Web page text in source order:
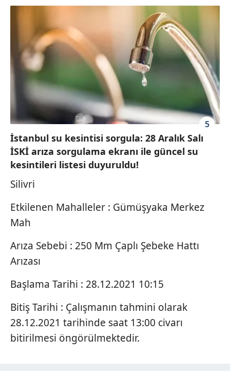
5
İstanbul su kesintisi sorgula: 28 Aralık Salı
İSKİ arıza sorgulama ekranı ile güncel su
kesintileri listesi duyuruldu!
Silivri
Etkilenen Mahalleler : Gümüşyaka Merkez
Mah
Arıza Sebebi : 250 Mm Çaplı Şebeke Hattı
Arızası
Başlama Tarihi : 28.12.2021 10:15
Bitiş Tarihi : Çalışmanın tahmini olarak
28.12.2021 tarihinde saat 13:00 civarı
bitirilmesi öngörülmektedir.